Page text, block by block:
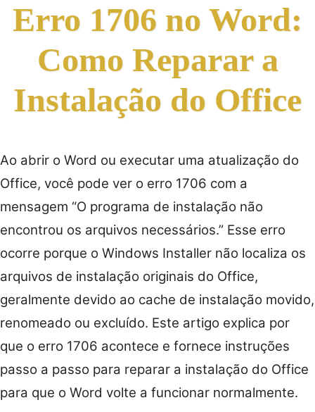
Erro 1706 no Word:
Como Reparar a
Instalação do Office
Ao abrir o Word ou executar uma atualização do
Office, você pode ver o erro 1706 com a
mensagem “O programa de instalação não
encontrou os arquivos necessários.” Esse erro
ocorre porque o Windows Installer não localiza os
arquivos de instalação originais do Office,
geralmente devido ao cache de instalação movido,
renomeado ou excluído. Este artigo explica por
que o erro 1706 acontece e fornece instruções
passo a passo para reparar a instalação do Office
para que o Word volte a funcionar normalmente.